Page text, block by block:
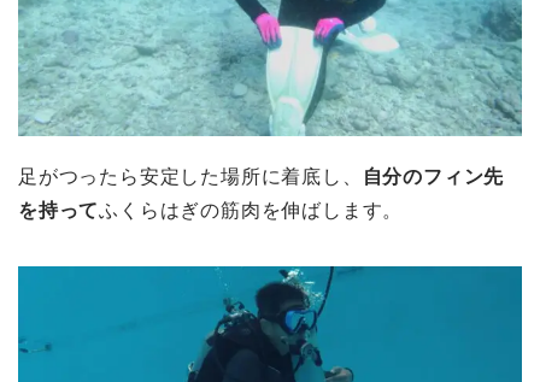
足がつったら安定した場所に着底し、
自分のフィン先
を持ってふくらはぎの筋肉を伸ばします。